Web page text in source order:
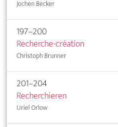
Jochen Becker
197–200
Recherche-création
Christoph Brunner
201–204
Recherchieren
Uriel Orlow